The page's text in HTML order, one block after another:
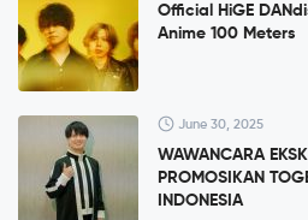
Official HiGE
Anime 100 Meters
June 30, 2025
WAWANCARA
PROMOSIKAN
INDONESIA